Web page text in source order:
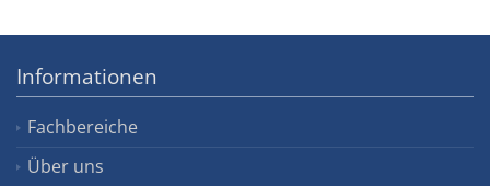
Informationen
Fachbereiche
Über uns